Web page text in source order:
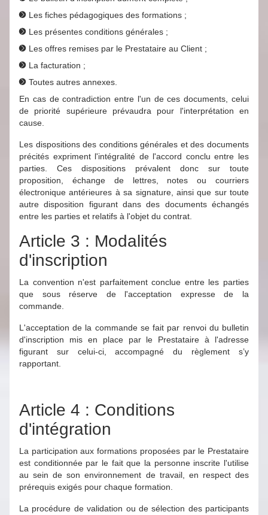
Les fiches pédagogiques des formations ;
Les présentes conditions générales ;
Les offres remises par le Prestataire au Client ;
La facturation ;
Toutes autres annexes.
En cas de contradiction entre l'un de ces documents, celui
de priorité supérieure prévaudra pour l'interprétation en
cause.
Les dispositions des conditions générales et des documents
précités expriment l'intégralité de l'accord conclu entre les
parties. Ces dispositions prévalent donc sur toute
proposition, échange de lettres, notes ou courriers
électronique antérieures à sa signature, ainsi que sur toute
autre disposition figurant dans des documents échangés
entre les parties et relatifs à l'objet du contrat.
Article 3 : Modalités
d'inscription
La convention n'est parfaitement conclue entre les parties
que sous réserve de l'acceptation expresse de la
commande.
L'acceptation de la commande se fait par renvoi du bulletin
d'inscription mis en place par le Prestataire à l'adresse
figurant sur celui-ci, accompagné du règlement s’y
rapportant.
Article 4 : Conditions
d'intégration
La participation aux formations proposées par le Prestataire
est conditionnée par le fait que la personne inscrite l'utilise
au sein de son environnement de travail, en respect des
prérequis exigés pour chaque formation.
La procédure de validation ou de sélection des participants